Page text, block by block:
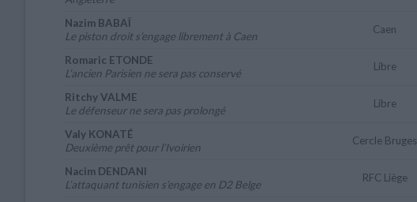
Nazim BABAÏ
Le piston droit s’engage librement à Caen
Caen
Romaric ETONDE
L’ancien Parisien ne sera pas conservé
Libre
Ritchy VALME
Le défenseur ne sera pas prolongé
Libre
Valy KONATÉ
Deuxième prêt pour l’Ivoirien
Cercle Bruges
Nacim DENDANI
L’attaquant tunisien s’engage en D2 Belge
RFC Liège